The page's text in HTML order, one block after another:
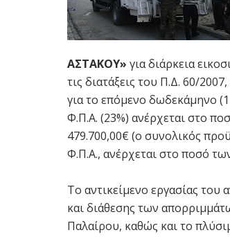
ΑΣΤΑΚΟΥ» για διάρκεια
τις διατάξεις του Π.Δ. 60/
για το επόμενο δωδεκάμηνο
Φ.Π.Α. (23%) ανέρχεται στο
479.700,00€ (ο συνολικός
Φ.Π.Α., ανέρχεται στο ποσό
Το αντικείμενο εργασίας του
και διάθεσης των
Παλαίρου, καθώς και το